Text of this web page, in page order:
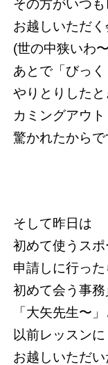
その方がいつ
お越しいただ
(世の中狭いわ
あとで「びっ
やりとりしたと
カミングアウト
驚かれたからで
そして昨日は
初めて使うス
申請しに行った
初めて会う事務
「大矢先生〜
以前レッスンに
お越しいただい